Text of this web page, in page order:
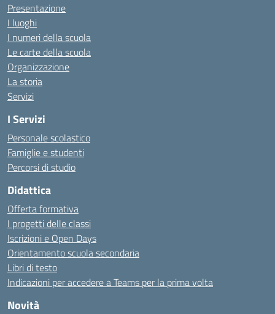
Presentazione
I luoghi
I numeri della scuola
Le carte della scuola
Organizzazione
La storia
Servizi
I Servizi
Personale scolastico
Famiglie e studenti
Percorsi di studio
Didattica
Offerta formativa
I progetti delle classi
Iscrizioni e Open Days
Orientamento scuola secondaria
Libri di testo
Indicazioni per accedere a Teams per la prima volta
Novità